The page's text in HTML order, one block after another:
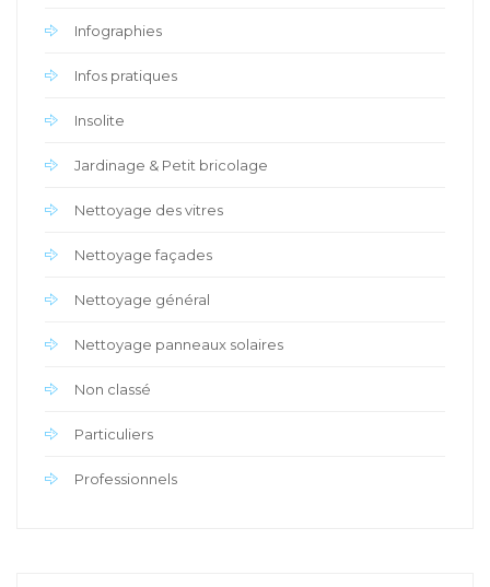
Infographies
Infos pratiques
Insolite
Jardinage & Petit bricolage
Nettoyage des vitres
Nettoyage façades
Nettoyage général
Nettoyage panneaux solaires
Non classé
Particuliers
Professionnels